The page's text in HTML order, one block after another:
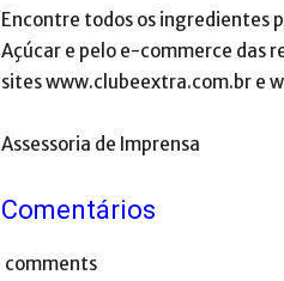
Encontre todos os ingredientes
Açúcar e pelo e-commerce das
sites www.clubeextra.com.br e
Assessoria de Imprensa
Comentários
comments